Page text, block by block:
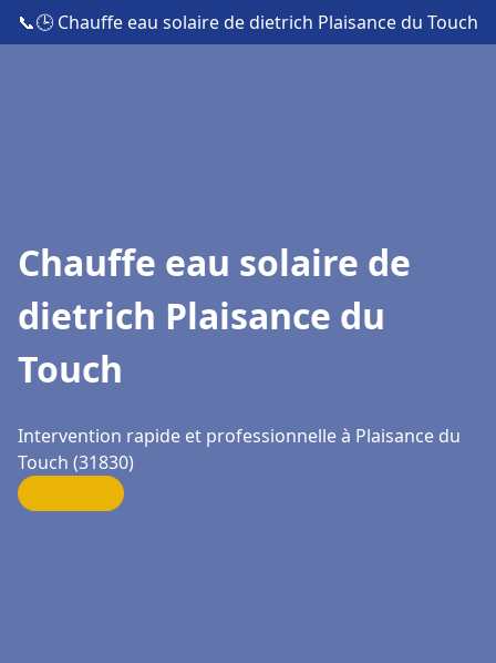
📞🕒 Chauffe eau solaire de dietrich Plaisance du Touch
Chauffe eau solaire de
dietrich Plaisance du
Touch
Intervention rapide et professionnelle à Plaisance du
Touch (31830)